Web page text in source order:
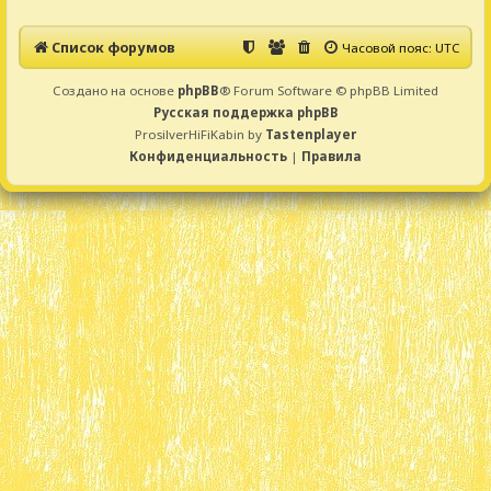
Список форумов Часовой пояс:UTC
Создано на основе phpBB® Forum Software © phpBB Limited
Русская поддержка phpBB
ProsilverHiFiKabin by Tastenplayer
Конфиденциальность | Правила